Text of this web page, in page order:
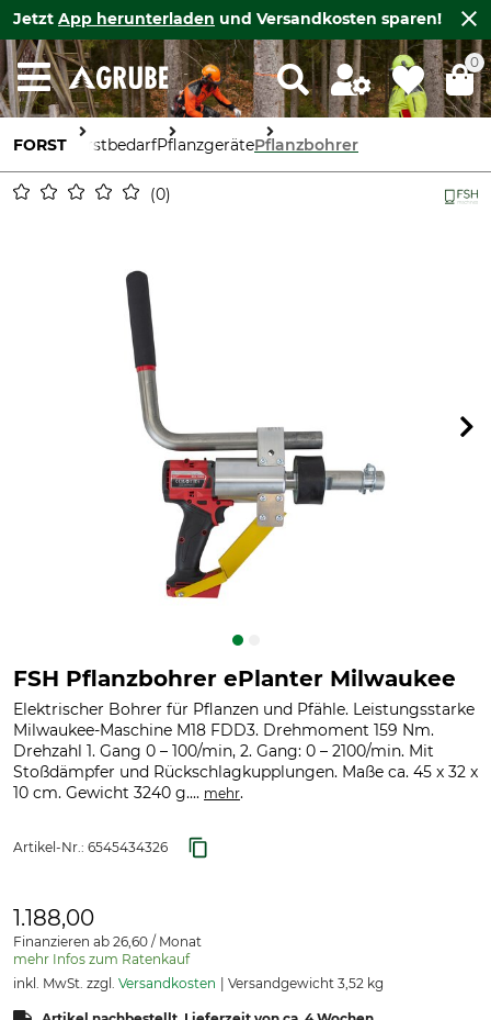
Jetzt App herunterladen und Versandkosten sparen!
0
FORST ForstbedarfPflanzgerätePflanzbohrer
0
FSH Pflanzbohrer ePlanter Milwaukee
Elektrischer Bohrer für Pflanzen und Pfähle. Leistungsstarke
Milwaukee-Maschine M18 FDD3. Drehmoment 159 Nm.
Drehzahl 1. Gang 0 – 100/min, 2. Gang: 0 – 2100/min. Mit
Stoßdämpfer und Rückschlagkupplungen. Maße ca. 45 x 32 x
10 cm. Gewicht 3240 g.... mehr.
Artikel-Nr.: 6545434326
1.188,00
Finanzieren ab 26,60 / Monat
mehr Infos zum Ratenkauf
inkl. MwSt. zzgl. Versandkosten Versandgewicht 3,52 kg